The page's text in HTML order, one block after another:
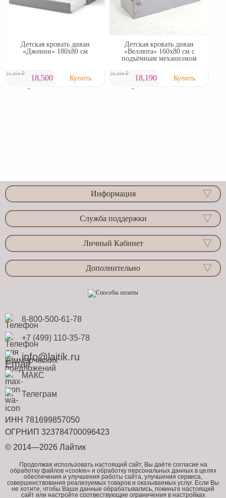
Детская кровать диван
«Дженни» 180х80 см
21,050 ₽
18,500
₽
Детская кровать диван
«Веллюта» 160х80 см с
подъёмным механизмом
20,190 ₽
18,190
₽
Информация
Служба поддержки
Личный Кабинет
Дополнительно
8-800-500-61-78
+7 (499) 110-35-78
info@laitik.ru
МАКС
Телеграм
ИНН 781699857050
ОГРНИП 323784700096423
© 2014—2026 Лайтик
Продолжая использовать настоящий сайт, Вы даёте согласие на
обработку файлов «cookie» и обработку персональных данных в целях
обеспечения и улучшения работы сайта, улучшения сервиса,
совершенствования реализуемых товаров и оказываемых услуг. Если Вы
не хотите, чтобы Ваши данные обрабатывались, покиньте настоящий
сайт или настройте соотвествующие ограничения в настройках